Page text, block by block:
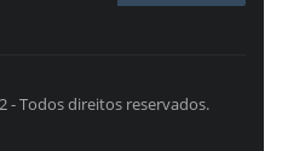
- Todos direitos reservados.